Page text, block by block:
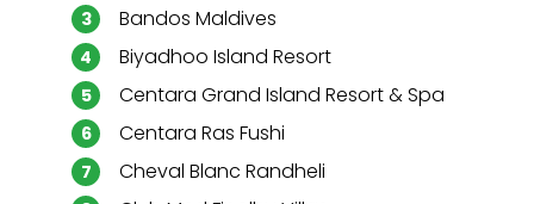
Bandos Maldives
Biyadhoo Island Resort
Centara Grand Island Resort & Spa
Centara Ras Fushi
Cheval Blanc Randheli